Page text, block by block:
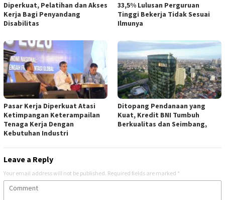
Diperkuat, Pelatihan dan Akses
Kerja Bagi Penyandang
Disabilitas
33,5% Lulusan Perguruan
Tinggi Bekerja Tidak Sesuai
Ilmunya
Pasar Kerja Diperkuat Atasi
Ketimpangan Keterampailan
Tenaga Kerja Dengan
Kebutuhan Industri
Ditopang Pendanaan yang
Kuat, Kredit BNI Tumbuh
Berkualitas dan Seimbang,
Leave a Reply
Your email address will not be published. Required fields are marked *